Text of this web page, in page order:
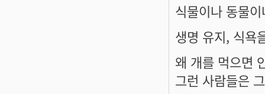
식물이나 동물
생명 유지, 식욕
왜 개를 먹으면
그런 사람들은